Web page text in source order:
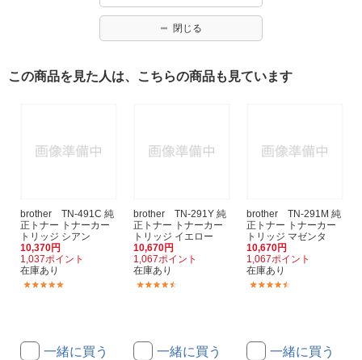
閉じる
この商品を見た人は、こちらの商品も見ています
brother TN-491C 純
正トナー トナーカー
トリッジ シアン
10,370円
1,037ポイント
在庫あり
一緒に買う
brother TN-291Y 純
正トナー トナーカー
トリッジ イエロー
10,670円
1,067ポイント
在庫あり
一緒に買う
brother TN-291M 純
正トナー トナーカー
トリッジ マゼンタ
10,670円
1,067ポイント
在庫あり
一緒に買う